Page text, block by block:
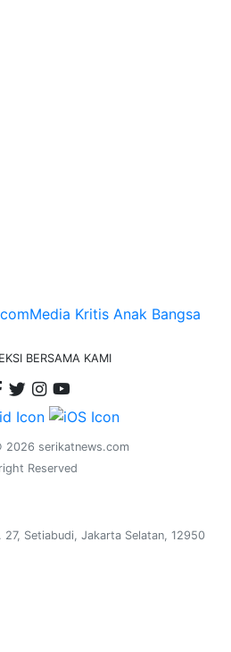
BERSAMA KAMI
serikatnews.com
Reserved
Setiabudi, Jakarta Selatan, 12950